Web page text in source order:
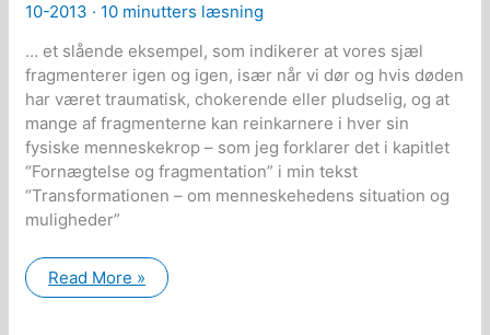
10-2013 · 10 minutters læsning
… et slående eksempel, som indikerer at vores sjæl
fragmenterer igen og igen, især når vi dør og hvis døden
har været traumatisk, chokerende eller pludselig, og at
mange af fragmenterne kan reinkarnere i hver sin
fysiske menneskekrop – som jeg forklarer det i kapitlet
“Fornægtelse og fragmentation” i min tekst
“Transformationen – om menneskehedens situation og
muligheder”
Eksempler
på
Read More »